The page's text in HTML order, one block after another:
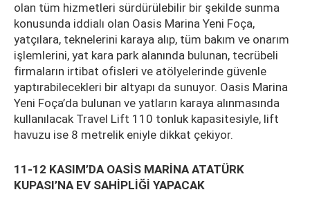
olan tüm hizmetleri sürdürülebilir bir şekilde sunma
konusunda iddialı olan Oasis Marina Yeni Foça,
yatçılara, teknelerini karaya alıp, tüm bakım ve onarım
işlemlerini, yat kara park alanında bulunan, tecrübeli
firmaların irtibat ofisleri ve atölyelerinde güvenle
yaptırabilecekleri bir altyapı da sunuyor. Oasis Marina
Yeni Foça’da bulunan ve yatların karaya alınmasında
kullanılacak Travel Lift 110 tonluk kapasitesiyle, lift
havuzu ise 8 metrelik eniyle dikkat çekiyor.
11-12 KASIM’DA OASİS MARİNA ATATÜRK
KUPASI’NA EV SAHİPLİĞİ YAPACAK